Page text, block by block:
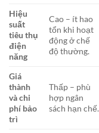
Hiệu
suất
tiêu thụ
điện
năng
Cao – ít hao
tổn khi hoạt
động ở chế
độ thường.
Giá
thành
và chi
phí bảo
trì
Thấp – phù
hợp ngân
sách hạn chế.